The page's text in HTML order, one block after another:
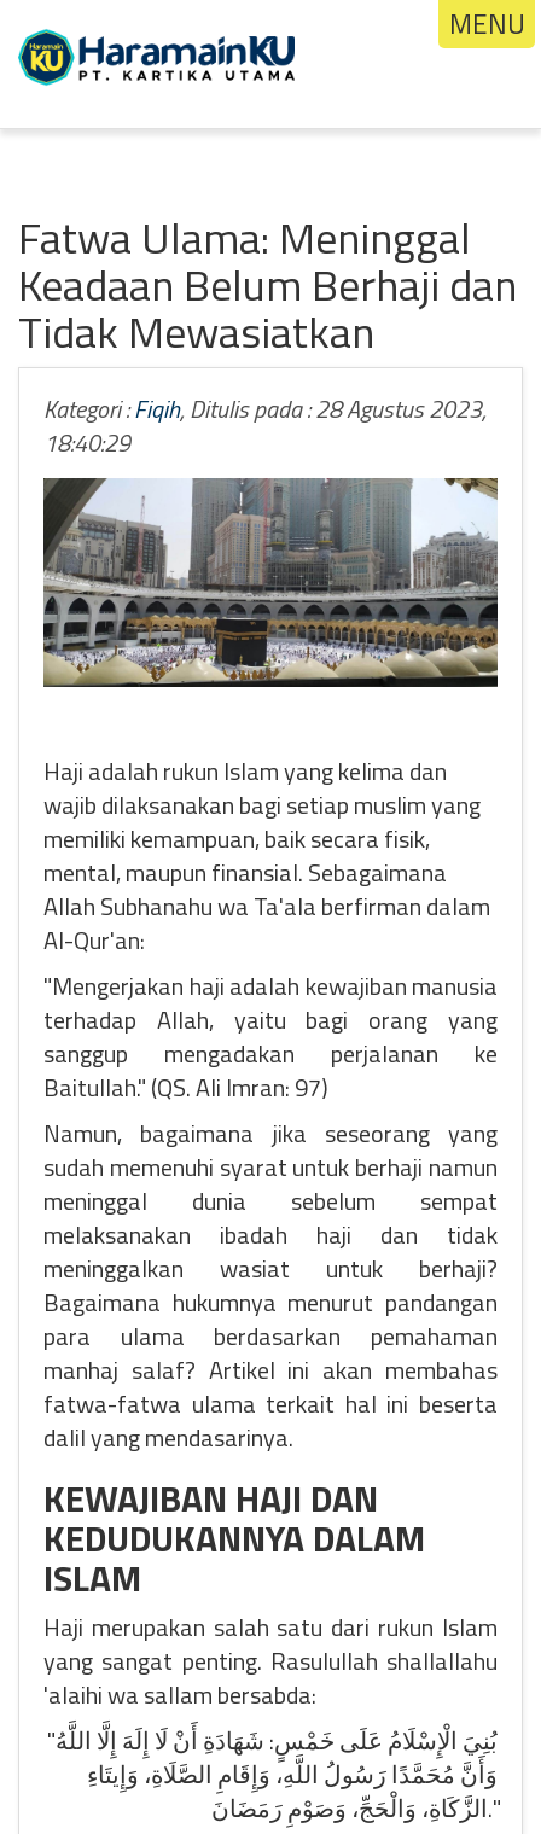
Fatwa Ulama: Meninggal
Keadaan Belum Berhaji dan
Tidak Mewasiatkan
Kategori :Fiqih, Ditulis pada : 28 Agustus 2023,
18:40:29
Haji adalah rukun Islam yang kelima dan
wajib dilaksanakan bagi setiap muslim yang
memiliki kemampuan, baik secara fisik,
mental, maupun finansial. Sebagaimana
Allah Subhanahu wa Ta'ala berfirman dalam
Al-Qur'an:
"Mengerjakan haji adalah kewajiban manusia
terhadap Allah, yaitu bagi orang yang
sanggup mengadakan perjalanan ke
Baitullah." (QS. Ali Imran: 97)
Namun, bagaimana jika seseorang yang
sudah memenuhi syarat untuk berhaji namun
meninggal dunia sebelum sempat
melaksanakan ibadah haji dan tidak
meninggalkan wasiat untuk berhaji?
Bagaimana hukumnya menurut pandangan
para ulama berdasarkan pemahaman
manhaj salaf? Artikel ini akan membahas
fatwa-fatwa ulama terkait hal ini beserta
dalil yang mendasarinya.
KEWAJIBAN HAJI DAN
KEDUDUKANNYA DALAM
ISLAM
Haji merupakan salah satu dari rukun Islam
yang sangat penting. Rasulullah shallallahu
'alaihi wa sallam bersabda:
"بُنِيَ الْإِسْلَامُ عَلَى خَمْسٍ: شَهَادَةِ أَنْ لَا إِلَهَ إِلَّا اللَّهُ
وَأَنَّ مُحَمَّدًا رَسُولُ اللَّهِ، وَإِقَامِ الصَّلَاةِ، وَإِيتَاءِ
الزَّكَاةِ، وَالْحَجِّ، وَصَوْمِ رَمَضَانَ."
MENU